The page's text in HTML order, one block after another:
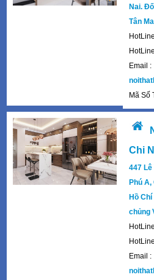
Nai.
Tân
Email :
Mã Số
Chi
447 Lê
Phú A,
Hồ
chủng
Email :